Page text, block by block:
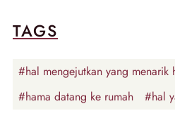
TAGS
#hal mengejutkan yang menarik
#hama datang ke rumah
#hal